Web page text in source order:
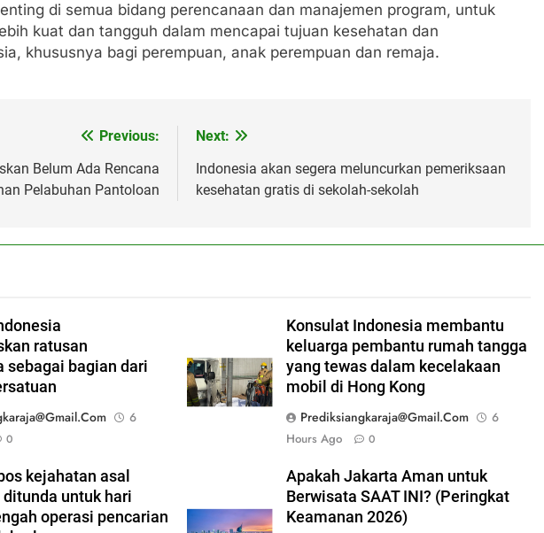
di semua bidang perencanaan dan manajemen program, untuk
kuat dan tangguh dalam mencapai tujuan kesehatan dan
khususnya bagi perempuan, anak perempuan dan remaja.
Previous:
Belum Ada Rencana
Pelabuhan Pantoloan
Next:
Indonesia akan segera meluncurkan pemeriksaan
kesehatan gratis di sekolah-sekolah
ratusan
sebagai bagian dari
6
0
Konsulat Indonesia membantu
keluarga pembantu rumah tangga
yang tewas dalam kecelakaan
mobil di Hong Kong
Prediksiangkaraja@gmail.com
6
Hours Ago
0
kejahatan asal
untuk hari
operasi pencarian
Apakah Jakarta Aman untuk
Berwisata SAAT INI? (Peringkat
Keamanan 2026)